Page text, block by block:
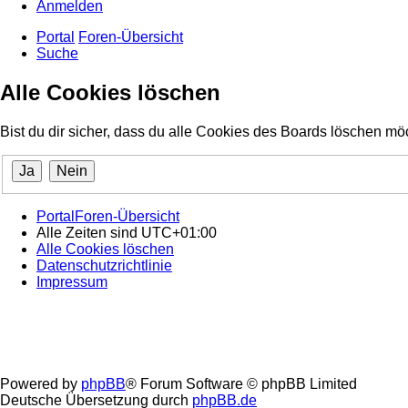
Anmelden
Portal
Foren-Übersicht
Suche
Alle Cookies löschen
Bist du dir sicher, dass du alle Cookies des Boards löschen
Portal Foren-Übersicht
Alle Zeiten sind UTC+01:00
Alle Cookies löschen
Datenschutzrichtlinie
Impressum
Powered by phpBB® Forum Software © phpBB Limited
Deutsche Übersetzung durch phpBB.de